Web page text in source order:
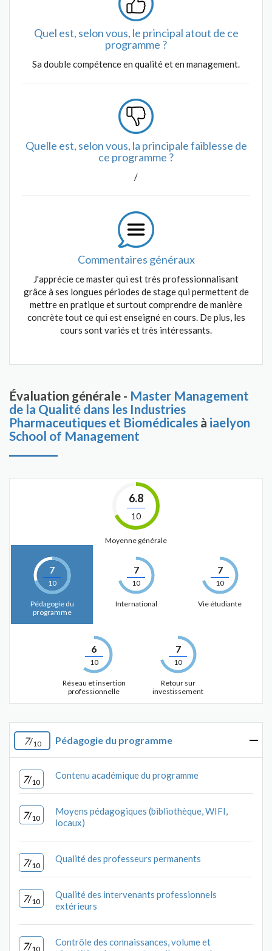
Quel est, selon vous, le principal atout de ce
programme ?
Sa double compétence en qualité et en management.
Quelle est, selon vous, la principale faiblesse de
ce programme ?
/
Commentaires généraux
J'apprécie ce master qui est très professionnalisant
grâce à ses longues périodes de stage qui permettent de
mettre en pratique et surtout comprendre de manière
concrète tout ce qui est enseigné en cours. De plus, les
cours sont variés et très intéressants.
Évaluation générale - Master Management
de la Qualité dans les Industries
Pharmaceutiques et Biomédicales à iaelyon
School of Management
6.8
10
Moyenne générale
7
10
Pédagogie du
programme
7
10
International
7
10
Vie étudiante
6
10
Réseau et insertion
professionnelle
7
10
Retour sur
investissement
7/10 Pédagogie du programme
7/10
Contenu académique du programme
7/10
Moyens pédagogiques (bibliothèque, WIFI,
locaux)
7/10
Qualité des professeurs permanents
7/10
Qualité des intervenants professionnels
extérieurs
7/10
Contrôle des connaissances, volume et